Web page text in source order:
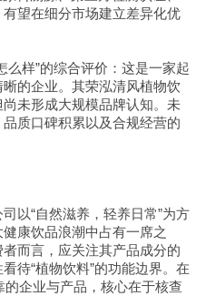
望在细分市场建立差异化优
么样”的综合评价：这是一家起
的企业。其荣泓清风植物饮
未形成大规模品牌认知。未
质口碑积累以及合规经营的
以“自然滋养，轻养日常”为方
康饮品浪潮中占有一席之
而言，应关注其产品成分的
待“植物饮料”的功能边界。在
企业与产品，核心在于核查